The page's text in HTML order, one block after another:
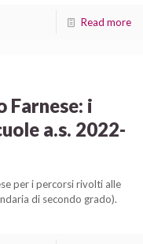
Read more
Farnese: i
a.s. 2022-
per i percorsi rivolti alle
di secondo grado).